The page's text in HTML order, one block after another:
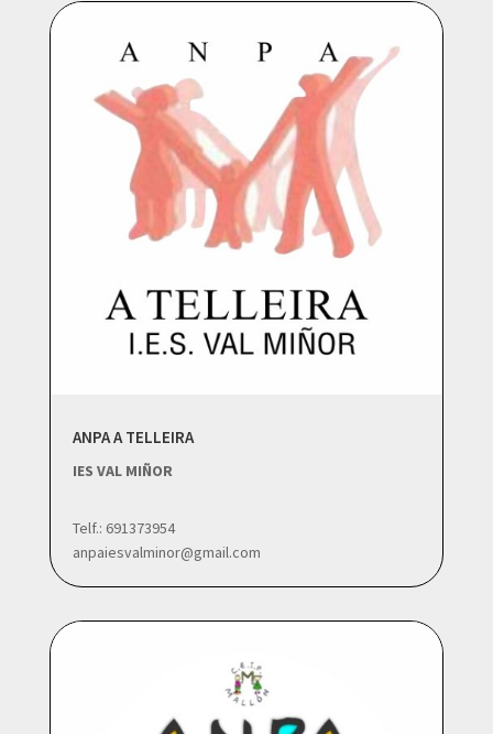
ANPA A TELLEIRA
IES VAL MIÑOR
Telf.: 691373954
anpaiesvalminor@gmail.com